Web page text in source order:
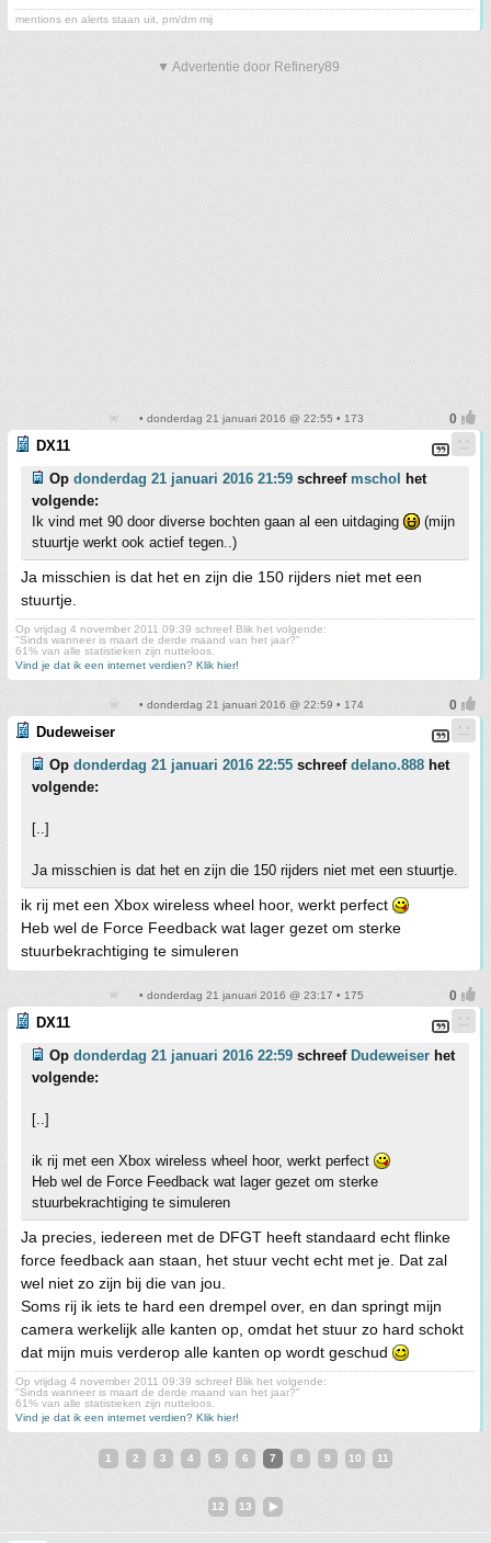
mentions en alerts staan uit, pm/dm mij
▼ Advertentie door Refinery89
• donderdag 21 januari 2016 @ 22:55 • 173
DX11
Op donderdag 21 januari 2016 21:59 schreef mschol
het
volgende:
Ik vind met 90 door diverse bochten gaan al een uitdaging
(mijn
stuurtje werkt ook actief tegen..)
Ja misschien is dat het en zijn die 150 rijders niet met een
stuurtje.
Op vrijdag 4 november 2011 09:39 schreef Blik het volgende:
"Sinds wanneer is maart de derde maand van het jaar?"
61% van alle statistieken zijn nutteloos.
Vind je dat ik een internet verdien? Klik hier!
• donderdag 21 januari 2016 @ 22:59 • 174
Dudeweiser
Op donderdag 21 januari 2016 22:55 schreef delano.888 het
volgende:
[..]
Ja misschien is dat het en zijn die 150 rijders niet met een stuurtje.
ik rij met een Xbox wireless wheel hoor, werkt perfect
Heb wel de Force Feedback wat lager gezet om sterke
stuurbekrachtiging te simuleren
• donderdag 21 januari 2016 @ 23:17 • 175
DX11
Op donderdag 21 januari 2016 22:59 schreef Dudeweiser het
volgende:
[..]
ik rij met een Xbox wireless wheel hoor, werkt perfect
Heb wel de Force Feedback wat lager gezet om sterke
stuurbekrachtiging te simuleren
Ja precies, iedereen met de DFGT heeft standaard echt flinke
force feedback aan staan, het stuur vecht echt met je. Dat zal
wel niet zo zijn bij die van jou.
Soms rij ik iets te hard een drempel over, en dan springt mijn
camera werkelijk alle kanten op, omdat het stuur zo hard schokt
dat mijn muis verderop alle kanten op wordt geschud
Op vrijdag 4 november 2011 09:39 schreef Blik het volgende:
"Sinds wanneer is maart de derde maand van het jaar?"
61% van alle statistieken zijn nutteloos.
Vind je dat ik een internet verdien? Klik hier!
1 2 3 4 5 6 7 8 9 10 11
12 13